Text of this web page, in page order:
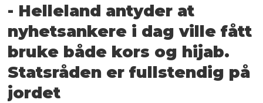
- Helleland antyder at
nyhetsankere i dag ville fått
bruke både kors og hijab.
Statsråden er fullstendig på
jordet